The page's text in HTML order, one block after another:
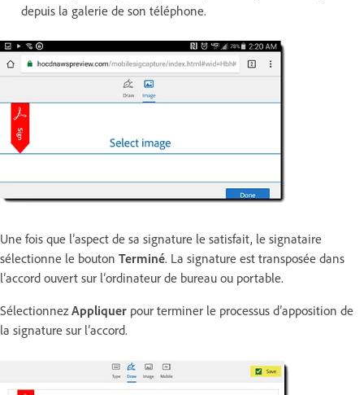
depuis la galerie de son téléphone.
Une fois que l’aspect de sa signature le satisfait, le signataire
sélectionne le bouton Terminé. La signature est transposée dans
l’accord ouvert sur l’ordinateur de bureau ou portable.
SélectionnezAppliquer pour terminer le processus d’apposition de
la signature sur l’accord.